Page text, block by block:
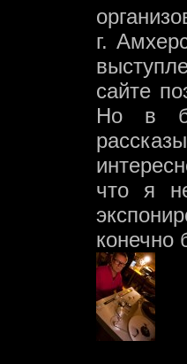
г.
сайте
Но в
что я
конечно